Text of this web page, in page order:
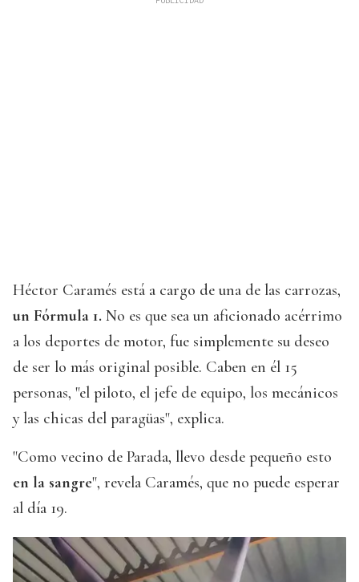
Héctor Caramés está a cargo de una de las carrozas,
un Fórmula 1. No es que sea un aficionado acérrimo
a los deportes de motor, fue simplemente su deseo
de ser lo más original posible. Caben en él 15
personas, "el piloto, el jefe de equipo, los mecánicos
y las chicas del paragüas", explica.
"Como vecino de Parada, llevo desde pequeño esto
en la sangre", revela Caramés, que no puede esperar
al día 19.